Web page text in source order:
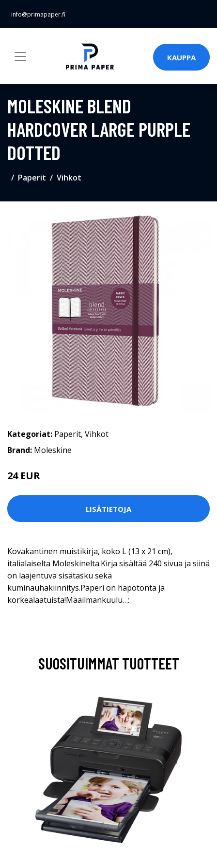
info@primapaper.fi
KAUPPA
MOLESKINE BLEND
HARDCOVER LARGE PURPLE
DOTTED
Paperit Vihkot
Kategoriat: Paperit, Vihkot
Brand: Moleskine
24 EUR
LISÄTIETOJA
Kovakantinen muistikirja, koko L (13 x 21 cm),
italialaiselta Moleskinelta.Kirja sisältää 240 sivua ja siinä
on laajentuva sisätasku sekä
kuminauhakiinnitys.Paperi on hapotonta ja
korkealaatuista!Maailmankuulu…:
SUOSITUIMMAT TUOTTEET